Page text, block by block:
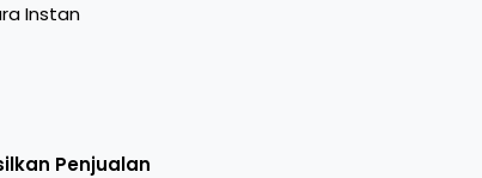
Instan
Penjualan